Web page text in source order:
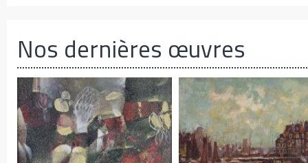
Nos dernières œuvres